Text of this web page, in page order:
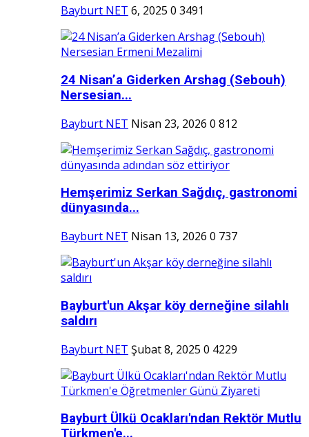
Bayburt NET 6, 2025 0 3491
24 Nisan’a Giderken Arshag (Sebouh)
Nersesian...
Bayburt NET Nisan 23, 2026 0 812
Hemşerimiz Serkan Sağdıç, gastronomi
dünyasında...
Bayburt NET Nisan 13, 2026 0 737
Bayburt'un Akşar köy derneğine silahlı
saldırı
Bayburt NET Şubat 8, 2025 0 4229
Bayburt Ülkü Ocakları'ndan Rektör Mutlu
Türkmen'e...